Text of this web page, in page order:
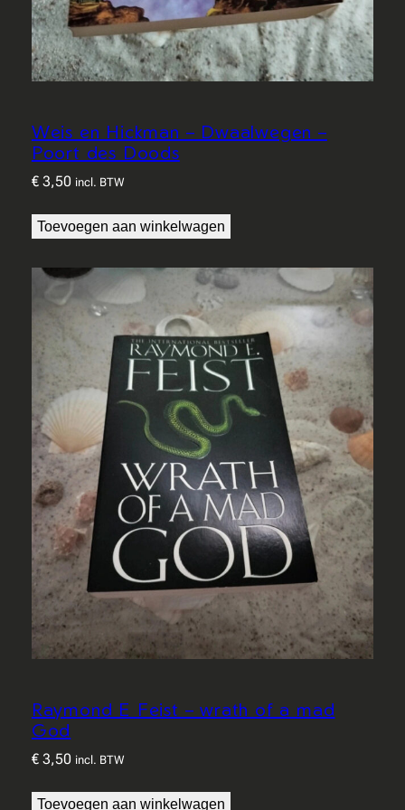
Weis en Hickman – Dwaalwegen –
Poort des Doods
€3,50 incl. BTW
Toevoegen aan winkelwagen
Raymond E Feist – wrath of a mad
God
€3,50 incl. BTW
Toevoegen aan winkelwagen